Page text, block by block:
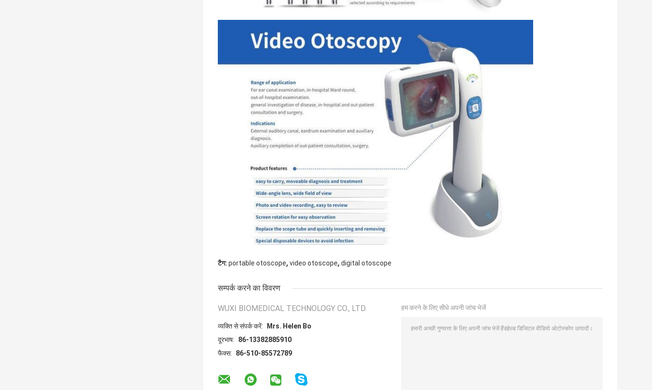
टैग: portable otoscope, video otoscope, digital otoscope
सम्पर्क करने का विवरण
WUXI BIOMEDICAL TECHNOLOGY CO., LTD.
व्यक्ति से संपर्क करें:
Mrs. Helen Bo
दूरभाष:
86-13382885910
फैक्स:
86-510-85572789
हम करने के लिए सीधे अपनी जांच भेजें